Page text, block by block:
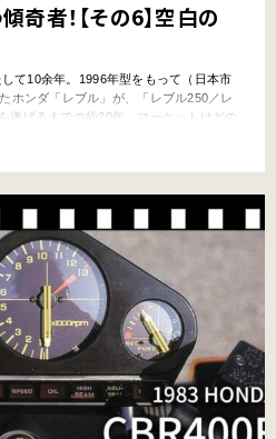
奇者！【その6】空白の
て10余年。1996年型をもって（日本市
ホンダ「レブル」が、「レブル250／レ
遂げるまでの約20年、マーケットはどの
繁栄を誇った250＆400クルーザージャ